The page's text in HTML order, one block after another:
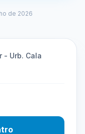
de 2026
- Urb. Cala